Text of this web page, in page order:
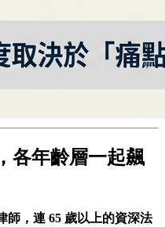
各年齡層一起飆
師，連 65 歲以上的資深法